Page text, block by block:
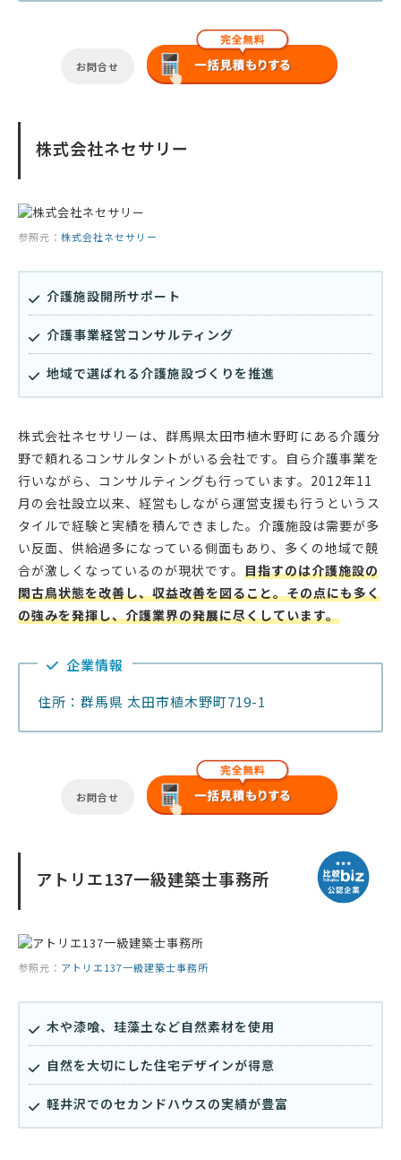
お問合せ
株式会社ネセサリー
参照元： 株式会社ネセサリー
介護施設開所サポート
介護事業経営コンサルティング
地域で選ばれる介護施設づくりを推進
株式会社ネセサリーは、群馬県太田市植木野町にある介護分
野で頼れるコンサルタントがいる会社です。自ら介護事業を
行いながら、コンサルティングも行っています。2012年11
月の会社設立以来、経営もしながら運営支援も行うというス
タイルで経験と実績を積んできました。介護施設は需要が多
い反面、供給過多になっている側面もあり、多くの地域で競
合が激しくなっているのが現状です。 目指すのは介護施設の
閑古鳥状態を改善し、収益改善を図ること。その点にも多く
の強みを発揮し、介護業界の発展に尽くしています。
企業情報
住所：群馬県 太田市植木野町719-1
お問合せ
アトリエ137一級建築士事務所
参照元： アトリエ137一級建築士事務所
木や漆喰、珪藻土など自然素材を使用
自然を大切にした住宅デザインが得意
軽井沢でのセカンドハウスの実績が豊富